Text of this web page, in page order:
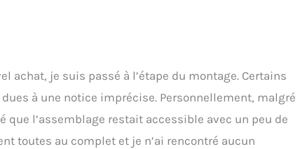
achat, je suis passé à l’étape du montage. Certains
à une notice imprécise. Personnellement, malgré
l’assemblage restait accessible avec un peu de
toutes au complet et je n’ai rencontré aucun